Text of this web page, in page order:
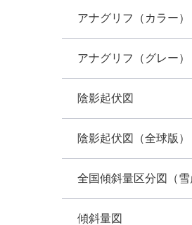
アナグリフ（カラー）
アナグリフ（グレー）
陰影起伏図
陰影起伏図（全球版）
全国傾斜量区分図（雪
傾斜量図